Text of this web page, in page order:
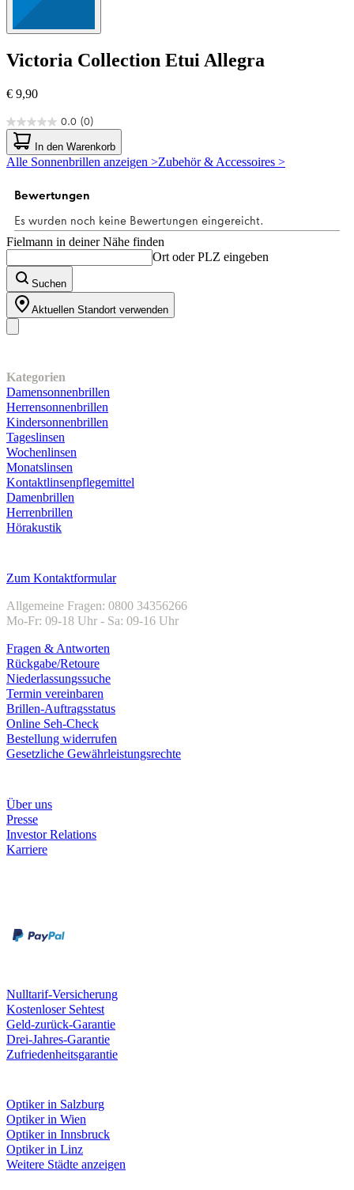
Victoria Collection Etui Allegra
€ 9,90
0.0 (0)
0.0
von
5
Sternen.
In den Warenkorb
Alle Sonnenbrillen anzeigen >Zubehör & Accessoires >
Fielmann in deiner Nähe finden
Ort oder PLZ eingeben
Suchen
Aktuellen Standort verwenden
Kategorien
Damensonnenbrillen
Herrensonnenbrillen
Kindersonnenbrillen
Tageslinsen
Wochenlinsen
Monatslinsen
Kontaktlinsenpflegemittel
Damenbrillen
Herrenbrillen
Hörakustik
Zum Kontaktformular
Allgemeine Fragen: 0800 34356266
Mo-Fr: 09-18 Uhr - Sa: 09-16 Uhr
Fragen & Antworten
Rückgabe/Retoure
Niederlassungssuche
Termin vereinbaren
Brillen-Auftragsstatus
Online Seh-Check
Bestellung widerrufen
Gesetzliche Gewährleistungsrechte
Über uns
Presse
Investor Relations
Karriere
Nulltarif-Versicherung
Kostenloser Sehtest
Geld-zurück-Garantie
Drei-Jahres-Garantie
Zufriedenheitsgarantie
Optiker in Salzburg
Optiker in Wien
Optiker in Innsbruck
Optiker in Linz
Weitere Städte anzeigen